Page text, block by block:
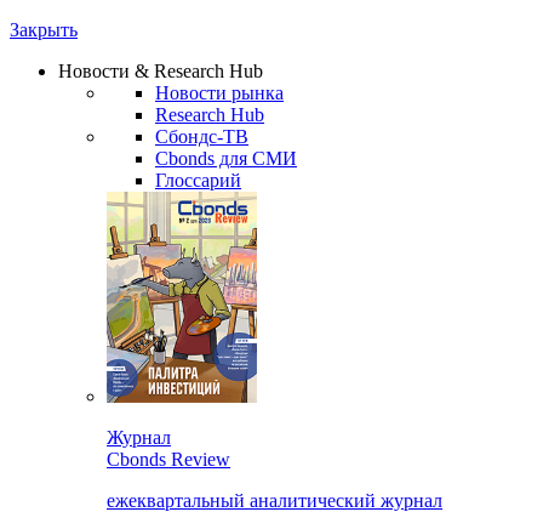
Закрыть
Новости & Research Hub
Новости рынка
Research Hub
Сбондс-ТВ
Cbonds для СМИ
Глоссарий
Журнал
Cbonds Review
ежеквартальный аналитический журнал